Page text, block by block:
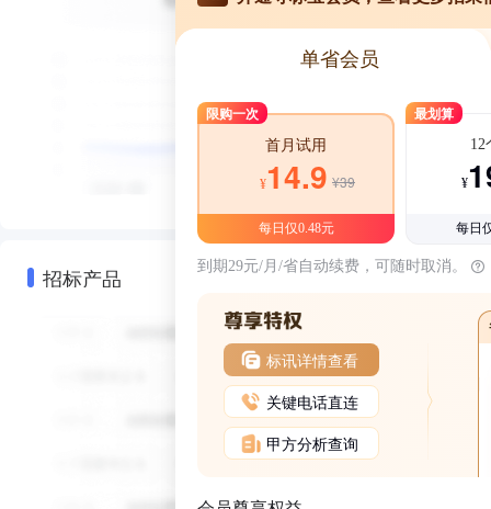
招标产品
单省会员
限购一次
首月试用
¥14.9 ¥39
每日仅0.48元
最划算
12
¥
每日
到期29元/月/省自动续费，可随时取消。
标讯详情查看
关键电话直连
甲方分析查询